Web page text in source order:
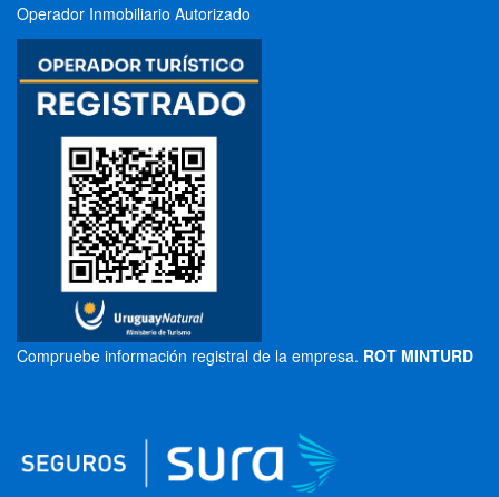
Operador Inmobiliario Autorizado
Compruebe información registral de la empresa. ROT MINTURD